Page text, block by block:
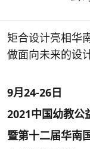
矩合设计亮相华
做面向未来的设
9月24-26日
2021中国幼教公
暨第十二届华南